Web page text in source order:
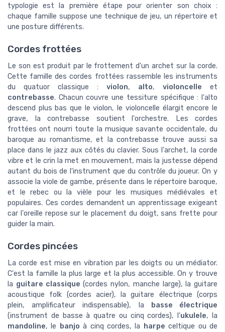
typologie est la première étape pour orienter son choix :
chaque famille suppose une technique de jeu, un répertoire et
une posture différents.
Cordes frottées
Le son est produit par le frottement d'un archet sur la corde.
Cette famille des cordes frottées rassemble les instruments
du quatuor classique : violon, alto, violoncelle et
contrebasse. Chacun couvre une tessiture spécifique : l'alto
descend plus bas que le violon, le violoncelle élargit encore le
grave, la contrebasse soutient l'orchestre. Les cordes
frottées ont nourri toute la musique savante occidentale, du
baroque au romantisme, et la contrebasse trouve aussi sa
place dans le jazz aux côtés du clavier. Sous l'archet, la corde
vibre et le crin la met en mouvement, mais la justesse dépend
autant du bois de l'instrument que du contrôle du joueur. On y
associe la viole de gambe, présente dans le répertoire baroque,
et le rebec ou la vièle pour les musiques médiévales et
populaires. Ces cordes demandent un apprentissage exigeant
car l'oreille repose sur le placement du doigt, sans frette pour
guider la main.
Cordes pincées
La corde est mise en vibration par les doigts ou un médiator.
C'est la famille la plus large et la plus accessible. On y trouve
la guitare classique (cordes nylon, manche large), la guitare
acoustique folk (cordes acier), la guitare électrique (corps
plein, amplificateur indispensable), la basse électrique
(instrument de basse à quatre ou cinq cordes), l'ukulele, la
mandoline, le banjo à cinq cordes, la harpe celtique ou de